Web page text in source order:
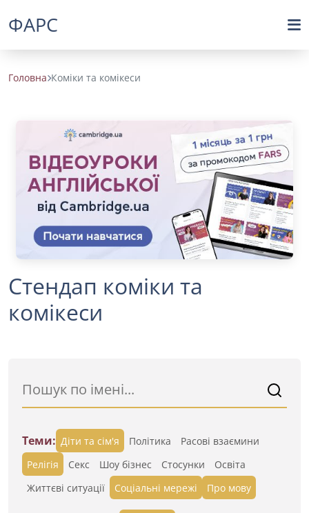
ФАРС
Головна Коміки та комікеси
Стендап коміки та
комікеси
Теми: Діти та сім'я Політика
Расові взаємини
Релігія
Секс Шоу бізнес Стосунки
Освіта
Життєві ситуації
Cоціальні мережі Про мову